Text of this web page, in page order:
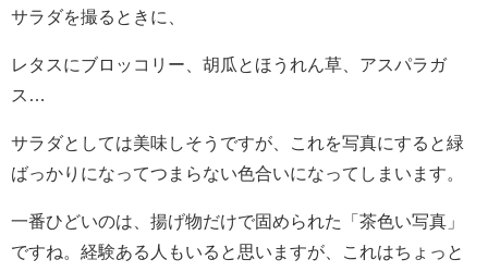
サラダを撮るときに、
レタスにブロッコリー、胡瓜とほうれん草、アスパラガ
ス…
サラダとしては美味しそうですが、これを写真にすると緑
ばっかりになってつまらない色合いになってしまいます。
一番ひどいのは、揚げ物だけで固められた「茶色い写真」
ですね。経験ある人もいると思いますが、これはちょっと